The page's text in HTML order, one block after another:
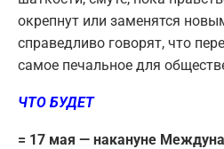
окрепнут или заменятся
справедливо говорят, что
самое печальное для
ЧТО БУДЕТ
= 17 мая — накануне